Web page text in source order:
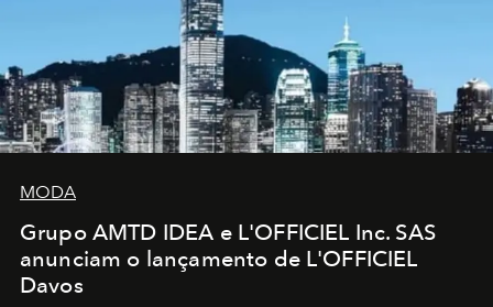
MODA
Grupo AMTD IDEA e L'OFFICIEL Inc. SAS
anunciam o lançamento de L'OFFICIEL
Davos